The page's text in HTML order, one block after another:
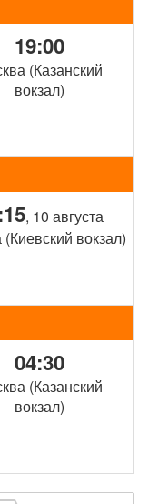
19:00
(Казанский
вокзал)
, 10 августа
вокзал)
04:30
(Казанский
вокзал)